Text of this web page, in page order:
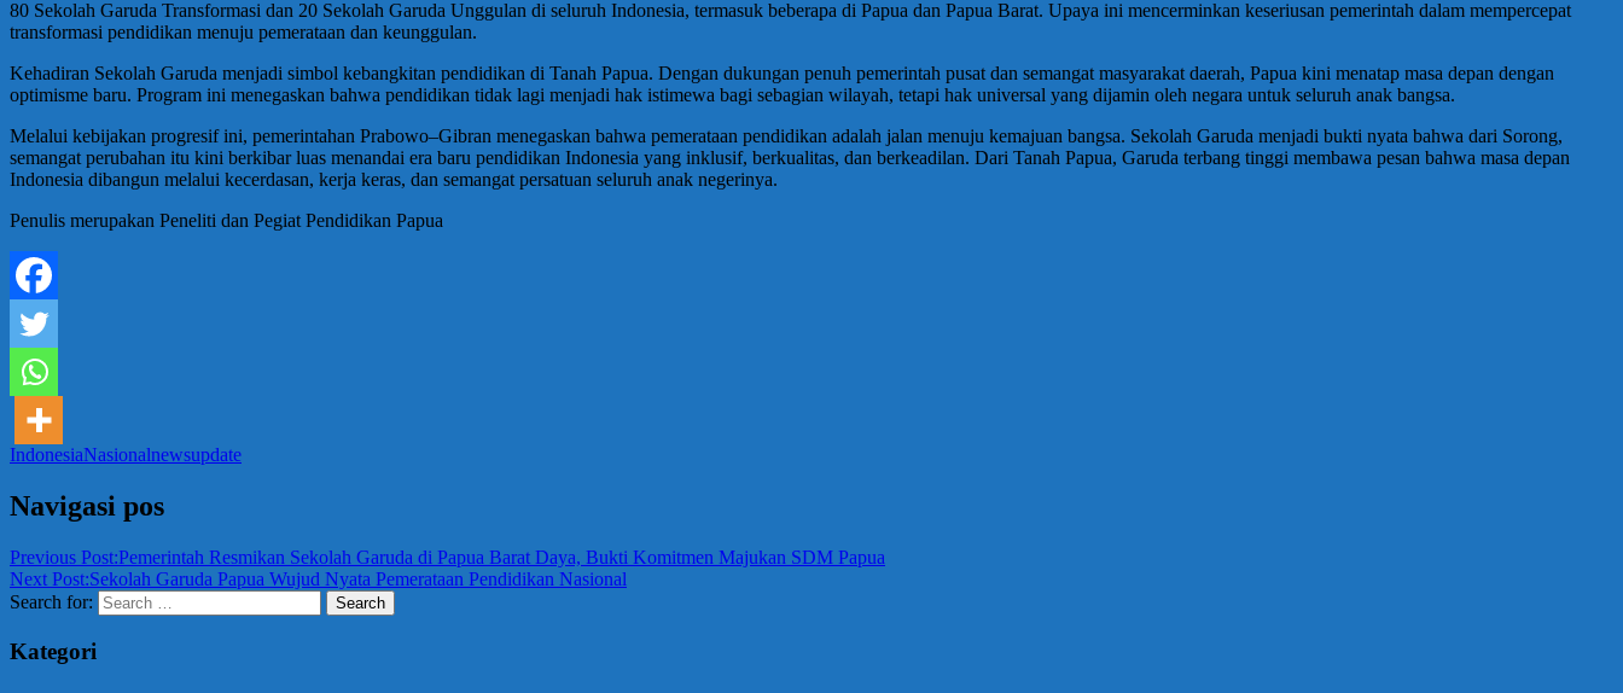
80 Sekolah Garuda Transformasi dan 20 Sekolah Garuda Unggulan di seluruh Indonesia, termasuk beberapa di Papua dan Papua Barat. Upaya ini mencerminkan keseriusan pemerintah dalam mempercepat
transformasi pendidikan menuju pemerataan dan keunggulan.
Kehadiran Sekolah Garuda menjadi simbol kebangkitan pendidikan di Tanah Papua. Dengan dukungan penuh pemerintah pusat dan semangat masyarakat daerah, Papua kini menatap masa depan dengan
optimisme baru. Program ini menegaskan bahwa pendidikan tidak lagi menjadi hak istimewa bagi sebagian wilayah, tetapi hak universal yang dijamin oleh negara untuk seluruh anak bangsa.
Melalui kebijakan progresif ini, pemerintahan Prabowo–Gibran menegaskan bahwa pemerataan pendidikan adalah jalan menuju kemajuan bangsa. Sekolah Garuda menjadi bukti nyata bahwa dari Sorong,
semangat perubahan itu kini berkibar luas menandai era baru pendidikan Indonesia yang inklusif, berkualitas, dan berkeadilan. Dari Tanah Papua, Garuda terbang tinggi membawa pesan bahwa masa depan
Indonesia dibangun melalui kecerdasan, kerja keras, dan semangat persatuan seluruh anak negerinya.
Penulis merupakan Peneliti dan Pegiat Pendidikan Papua
IndonesiaNasionalnewsupdate
Navigasi pos
Previous Post:Pemerintah Resmikan Sekolah Garuda di Papua Barat Daya, Bukti Komitmen Majukan SDM Papua
Next Post:Sekolah Garuda Papua Wujud Nyata Pemerataan Pendidikan Nasional
Search for:
Search
Kategori